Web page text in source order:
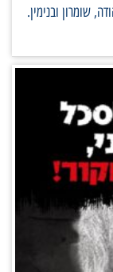
שומרון ובנימין.